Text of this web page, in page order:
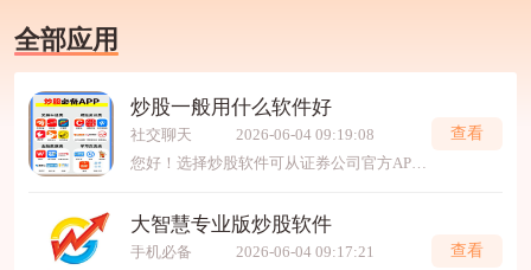
全部应用
炒股一般用什么软件好
社交聊天
2026-06-04 09:19:08
您好！选择炒股软件可从证券公司官方APP与第三方平台考虑。 官方APP（如中信、华泰等）开户交易便捷，功能稳定；第三方软件（同花顺、东方财富等）则数据更全，支持多券商登录，并提供丰富的
查看
大智慧专业版炒股软件
手机必备
2026-06-04 09:17:21
查看